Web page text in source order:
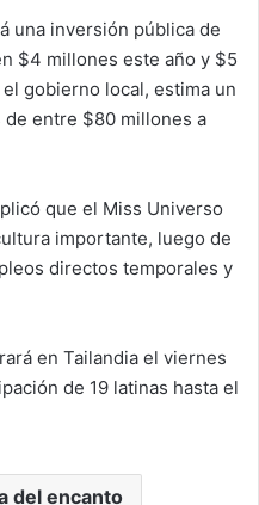
una inversión pública de
$4 millones este año y $5
gobierno local, estima un
de entre $80 millones a
que el Miss Universo
importante, luego de
directos temporales y
en Tailandia el viernes
de 19 latinas hasta el
del encanto